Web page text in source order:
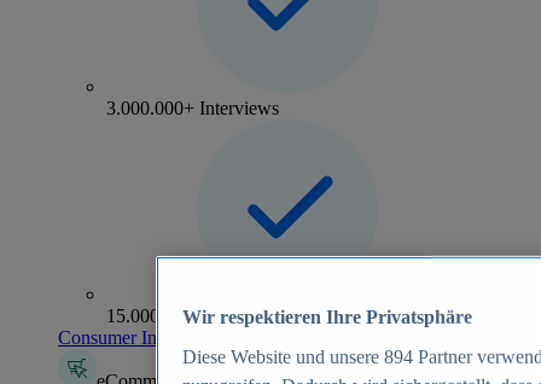
3.000.000+ Interviews
15.000+ Marken
Consumer Insights entdecken
Wir respektieren Ihre Privatsphäre
Diese Website und unsere 894 Partner